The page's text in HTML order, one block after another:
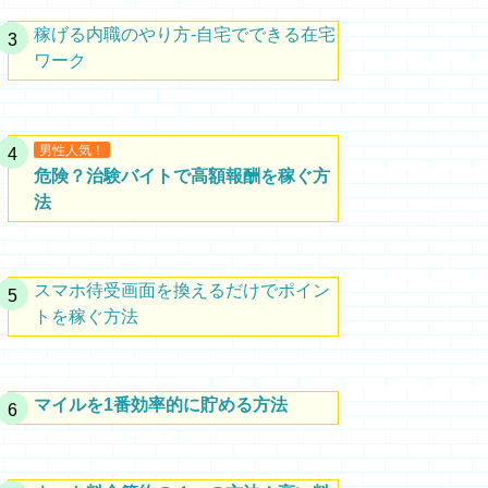
稼げる内職のやり方-自宅でできる在宅
ワーク
男性人気！
危険？治験バイトで高額報酬を稼ぐ方
法
スマホ待受画面を換えるだけでポイン
トを稼ぐ方法
マイルを1番効率的に貯める方法